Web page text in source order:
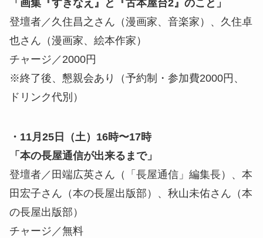
「画集『すきなえ』と『古本屋台2』のこと」
登壇者／久住昌之さん（漫画家、音楽家）、久住卓
也さん（漫画家、絵本作家）
チャージ／2000円
※終了後、懇親会あり（予約制・参加費2000円、
ドリンク代別）
・11月25日（土）16時〜17時
「本の長屋通信が出来るまで」
登壇者／田端広英さん（「長屋通信」編集長）、本
田宏子さん（本の長屋出版部）、秋山未佑さん（本
の長屋出版部）
チャージ／無料